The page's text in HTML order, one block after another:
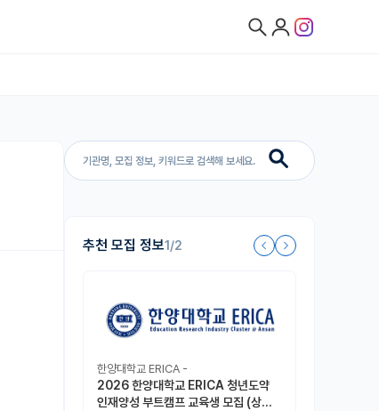
추천 모집 정보1/2
한양대학교 ERICA -
2026 한양대학교 ERICA 청년도약
인재양성 부트캠프 교육생 모집 (상시